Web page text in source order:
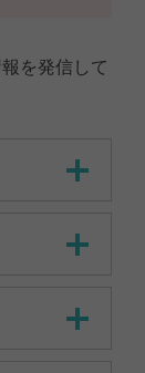
を発信して